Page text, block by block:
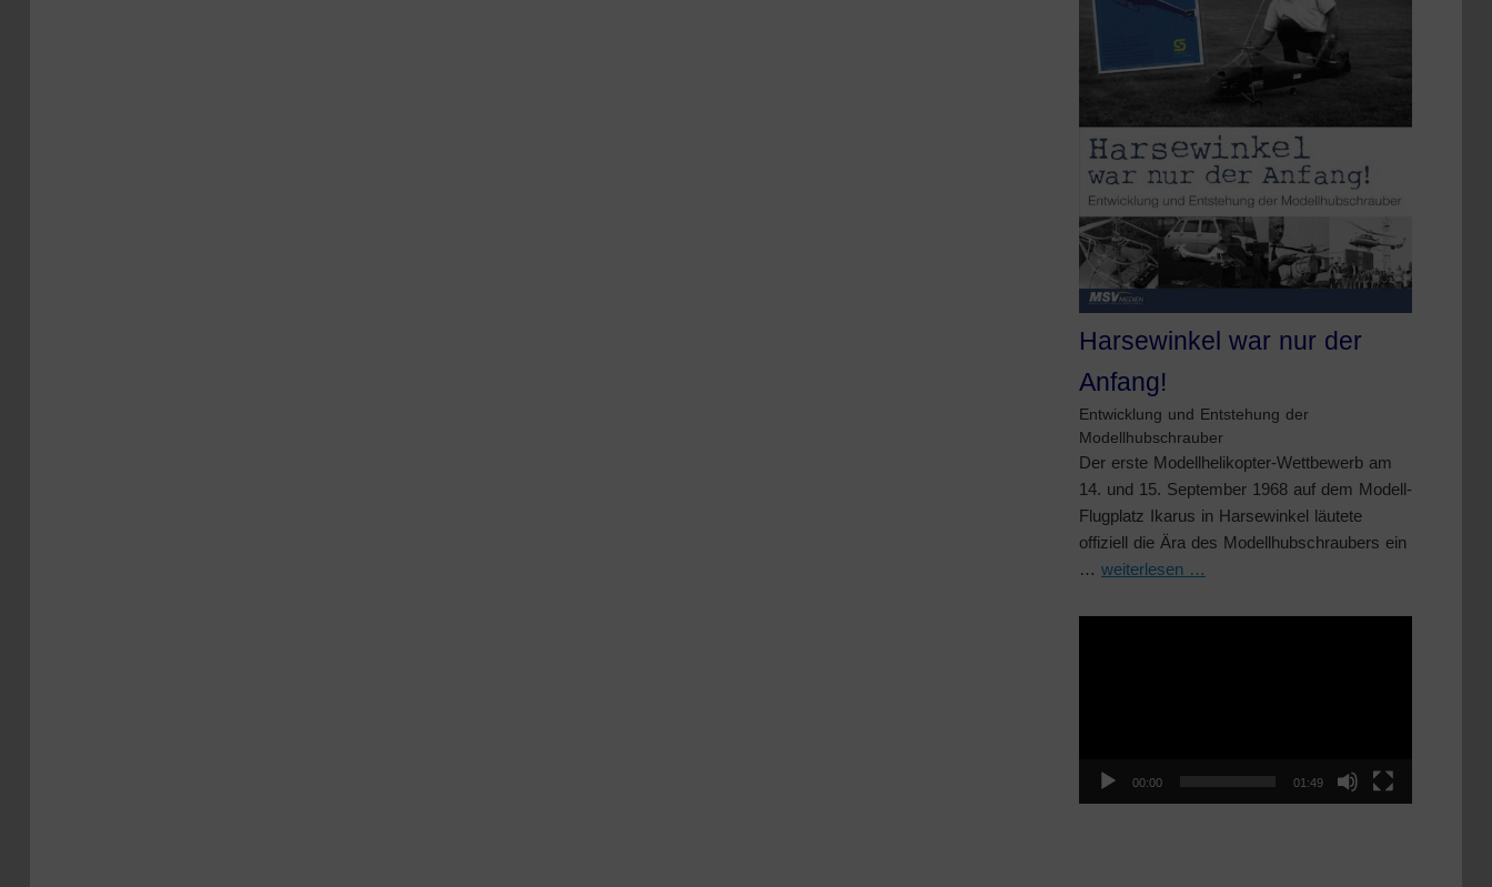
Harsewinkel war nur der
Anfang!
Entwicklung und Entstehung der
Modellhubschrauber
Der erste Modellhelikopter-Wettbewerb am
14. und 15. September 1968 auf dem Modell-
Flugplatz Ikarus in Harsewinkel läutete
offiziell die Ära des Modellhubschraubers ein
… weiterlesen …
00:00 01:49